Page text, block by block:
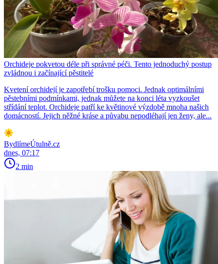
Orchideje pokvetou déle při správné péči. Tento jednoduchý postup
zvládnou i začínající pěstitelé
Kvetení orchidejí je zapotřebí trošku pomoci. Jednak optimálními
pěstebními podmínkami, jednak můžete na konci léta vyzkoušet
střídání teplot. Orchideje patří ke květinové výzdobě mnoha našich
domácností. Jejich něžné kráse a půvabu nepodléhají jen ženy, ale...
BydlímeÚtulně.cz
dnes, 07:17
2 min